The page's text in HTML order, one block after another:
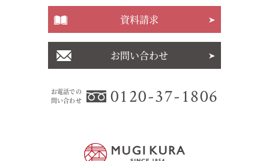
お電話での
問い合わせ
0120-37-1806
資料請求
お問い合わせ